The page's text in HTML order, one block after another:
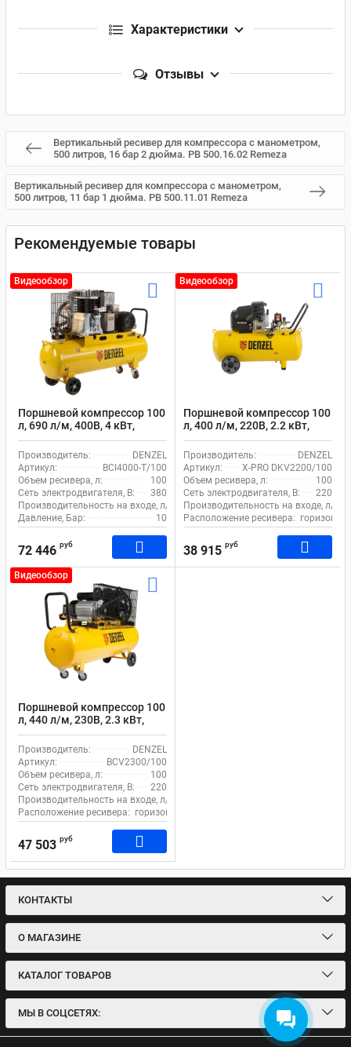
Характеристики
Отзывы
Вертикальный ресивер для компрессора с манометром,
500 литров, 16 бар 2 дюйма. РВ 500.16.02 Remeza
Вертикальный ресивер для компрессора с манометром,
500 литров, 11 бар 1 дюйма. РВ 500.11.01 Remeza
Рекомендуемые товары
Видеообзор
Поршневой компрессор 100
л, 690 л/м, 400В, 4 кВт,
коаксиальный (прямой),
масляный DENZEL BCI4000-
T/100
Производитель:
DENZEL
Артикул:
BCI4000-T/100
Объем ресивера, л:
100
Сеть электродвигателя, В:
380
Производительность на входе, л/м:
690
Давление, Бар:
10
72 446 руб
Видеообзор
Поршневой компрессор 100
л, 400 л/м, 220В, 2.2 кВт,
коаксиальный (прямой),
масляный DENZEL X-PRO
DKV2200/100 повышенного
давления
Производитель:
DENZEL
Артикул:
X-PRO DKV2200/100
Объем ресивера, л:
100
Сеть электродвигателя, В:
220
Производительность на входе, л/м:
Расположение ресивера:
38 915 руб
Видеообзор
Поршневой компрессор 100
л, 440 л/м, 230В, 2.3 кВт,
коаксиальный (прямой),
масляный DENZEL
BCV2300/100 повышенного
давления
Производитель:
DENZEL
Артикул:
BCV2300/100
Объем ресивера, л:
100
Сеть электродвигателя, В:
220
Производительность на входе, л/м:
Расположение ресивера: горизонтальный
47 503 руб
КОНТАКТЫ
О МАГАЗИНЕ
КАТАЛОГ ТОВАРОВ
МЫ В СОЦСЕТЯХ: